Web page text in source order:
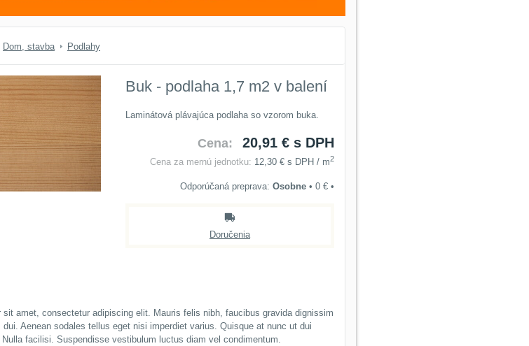
Dom, stavba Podlahy
Buk - podlaha 1,7 m2 v balení
Laminátová plávajúca podlaha so vzorom buka.
Cena: 20,91 € s DPH
Cena za mernú jednotku: 12,30 € s DPH / m2
Osobne • 0 € •
Doručenia
sit amet, consectetur adipiscing elit. Mauris felis nibh, faucibus gravida dignissim
dui. Aenean sodales tellus eget nisi imperdiet varius. Quisque at nunc ut dui
facilisi. Suspendisse vestibulum luctus diam vel condimentum.